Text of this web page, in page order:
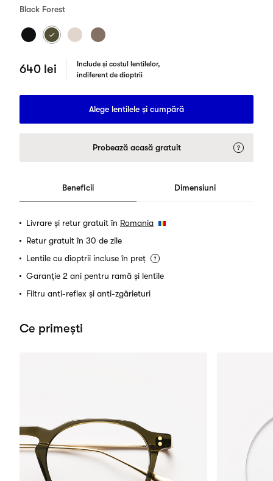
Black Forest
640 lei
Include și costul lentilelor,
indiferent de dioptrii
Alege lentilele și cumpără
Probează acasă gratuit
Beneficii Dimensiuni
Livrare și retur gratuit în Romania
Retur gratuit în 30 de zile
Lentile cu dioptrii incluse în preț
Garanție 2 ani pentru ramă și lentile
Filtru anti-reflex și anti-zgârieturi
Ce primești